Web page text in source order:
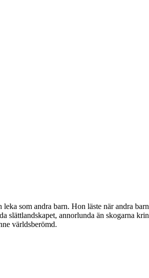
som andra barn. Hon läste när andra
annorlunda än skogarna
världsberömd.